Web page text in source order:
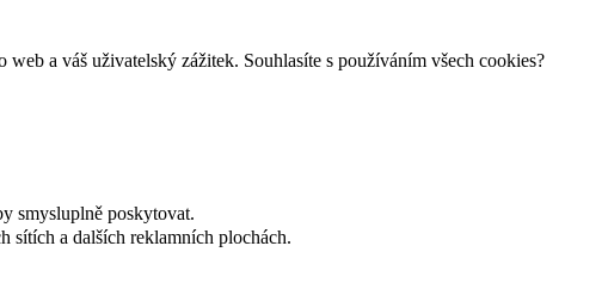
a váš uživatelský zážitek. Souhlasíte s používáním všech cookies?
smysluplně poskytovat.
sítích a dalších reklamních plochách.